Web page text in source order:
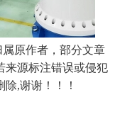
原作者，部分文章
来源标注错误或侵犯
,谢谢！！！